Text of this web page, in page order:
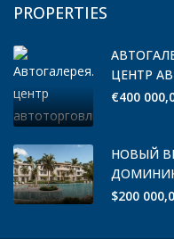
PROPERTIES
ЦЕНТР
€400
НОВЫЙ
$200